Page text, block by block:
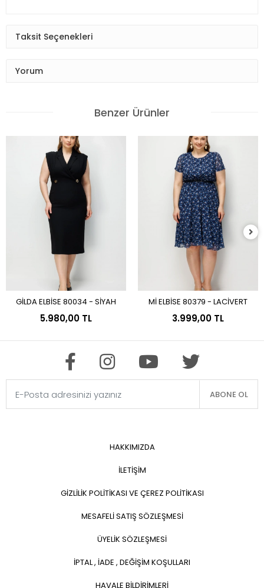
Taksit Seçenekleri
Yorum
Benzer Ürünler
Sepete Ekle
GİLDA ELBİSE 80034 - SİYAH
5.980,00 TL
Sepete Ekle
Mİ ELBİSE 80379 - LACİVERT
3.999,00 TL
ABONE OL
HAKKIMIZDA
İLETİŞİM
GİZLİLİK POLİTİKASI VE ÇEREZ POLİTİKASI
MESAFELİ SATIŞ SÖZLEŞMESİ
ÜYELİK SÖZLEŞMESİ
İPTAL , İADE , DEĞİŞİM KOŞULLARI
HAVALE BİLDİRİMLERİ